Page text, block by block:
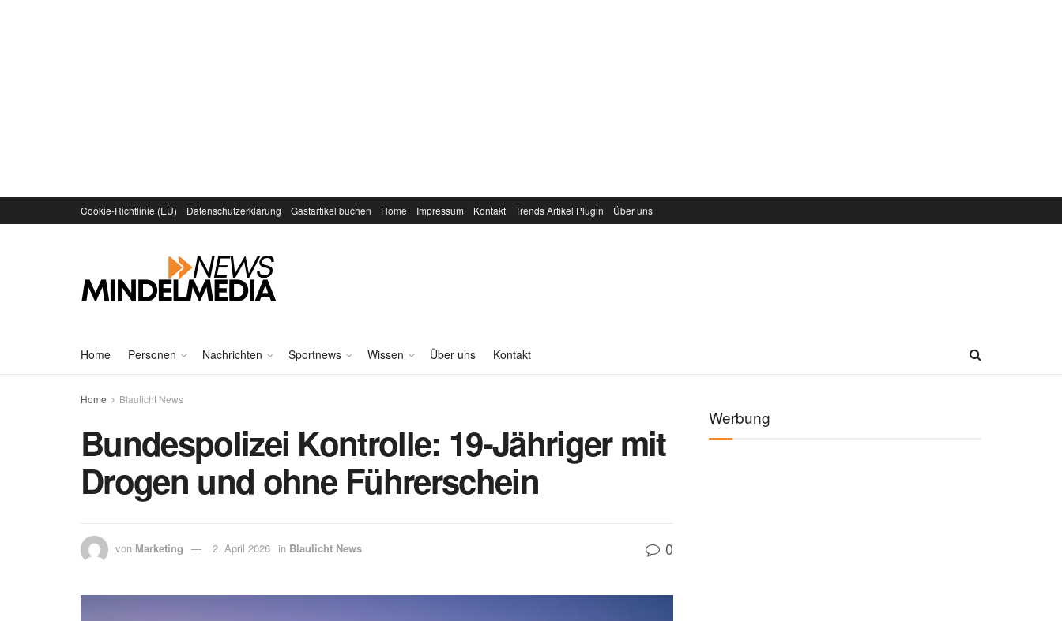
Cookie-Richtlinie (EU) Datenschutzerklärung Gastartikel buchen Home Impressum Kontakt Trends Artikel Plugin Über uns
Home Personen Nachrichten Sportnews Wissen Über uns Kontakt
Home Blaulicht News
Bundespolizei Kontrolle: 19-Jähriger mit
Drogen und ohne Führerschein
von Marketing 2. April 2026 in Blaulicht News 0
Werbung